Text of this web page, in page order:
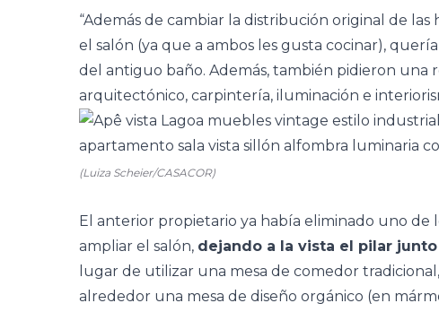
“Además de cambiar la distribución original de las
el salón (ya que a ambos les gusta cocinar),
del antiguo baño. Además, también pidieron una
arquitectónico, carpintería, iluminación e
(Luiza Scheier/CASACOR)
El anterior propietario ya había eliminado uno de
ampliar el salón, dejando a la vista el pilar
lugar de utilizar una mesa de comedor
alrededor una mesa de diseño orgánico (en